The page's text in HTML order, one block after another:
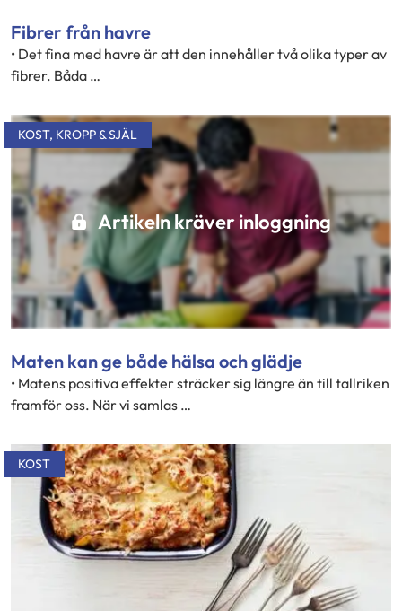
Fibrer från havre
• Det fina med havre är att den innehåller två olika typer av
fibrer. Båda …
Artikeln kräver inloggning
KOST, KROPP & SJÄL
Maten kan ge både hälsa och glädje
• Matens positiva effekter sträcker sig längre än till tallriken
framför oss. När vi samlas …
KOST